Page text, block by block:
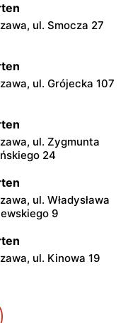
ul. Smocza 27
ul. Grójecka 107
ul. Zygmunta
24
ul. Władysława
9
ul. Kinowa 19
al. Stanów